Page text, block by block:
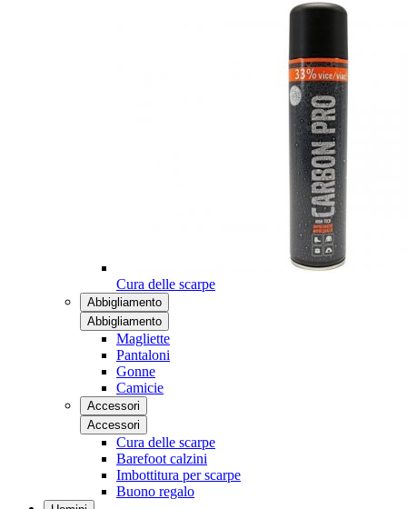
Cura delle scarpe
Abbigliamento
Abbigliamento
Magliette
Pantaloni
Gonne
Camicie
Accessori
Accessori
Cura delle scarpe
Barefoot calzini
Imbottitura per scarpe
Buono regalo